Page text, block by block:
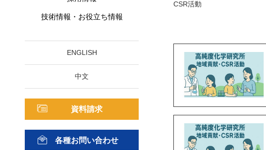
技術情報・お役立ち情報
ENGLISH
中文
資料請求
各種お問い合わせ
CSR活動